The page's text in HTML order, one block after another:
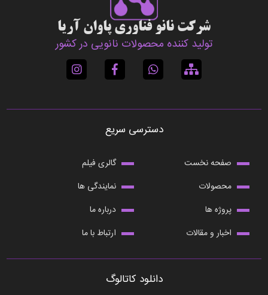
شرکت نانو فناوری پاوان آریا
تولید کننده محصولات نانویی در کشور
دسترسی سریع
صفحه نخست
محصولات
پروژه ها
اخبار و مقالات
گالری فیلم
نمایندگی ها
درباره ما
ارتباط با ما
دانلود کاتالوگ